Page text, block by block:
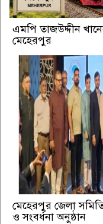
এমপি তাজউদ্দীন
মেহেরপুর
মেহেরপুর জেলা
ও সংবর্ধনা অনুষ্ঠান